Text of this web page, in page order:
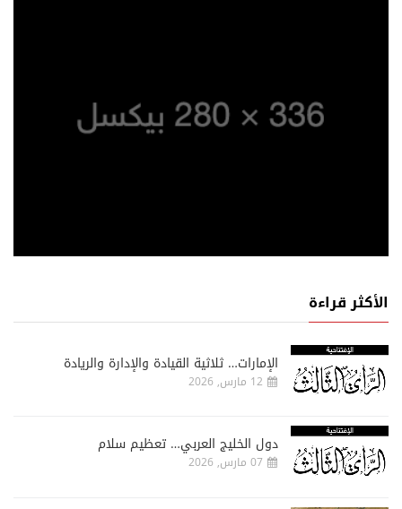
الأكثر قراءة
الإمارات… ثلاثية القيادة والإدارة والريادة
12 مارس, 2026
دول الخليج العربي… تعظيم سلام
07 مارس, 2026